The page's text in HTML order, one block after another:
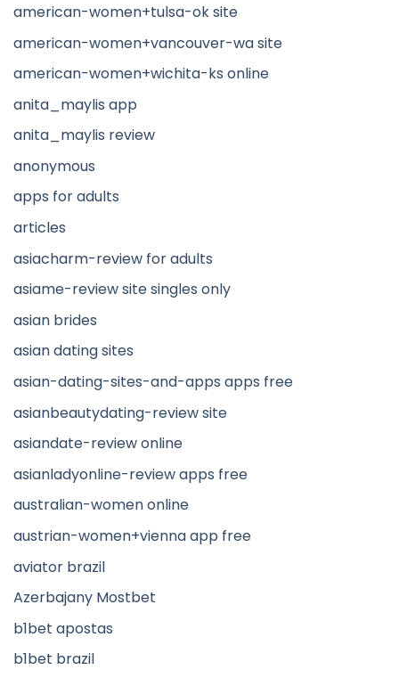
american-women+tulsa-ok site
american-women+vancouver-wa site
american-women+wichita-ks online
anita_maylis app
anita_maylis review
anonymous
apps for adults
articles
asiacharm-review for adults
asiame-review site singles only
asian brides
asian dating sites
asian-dating-sites-and-apps apps free
asianbeautydating-review site
asiandate-review online
asianladyonline-review apps free
australian-women online
austrian-women+vienna app free
aviator brazil
Azerbajany Mostbet
b1bet apostas
b1bet brazil